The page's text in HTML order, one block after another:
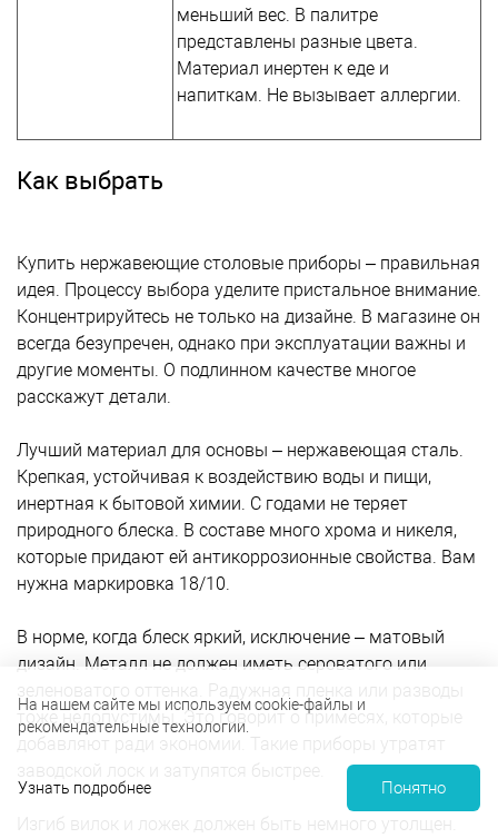
меньший вес. В палитре
представлены разные цвета.
Материал инертен к еде и
напиткам. Не вызывает аллергии.
Как выбрать
Купить нержавеющие столовые приборы – правильная
идея. Процессу выбора уделите пристальное внимание.
Концентрируйтесь не только на дизайне. В магазине он
всегда безупречен, однако при эксплуатации важны и
другие моменты. О подлинном качестве многое
расскажут детали.
Лучший материал для основы – нержавеющая сталь.
Крепкая, устойчивая к воздействию воды и пищи,
инертная к бытовой химии. С годами не теряет
природного блеска. В составе много хрома и никеля,
которые придают ей антикоррозионные свойства. Вам
нужна маркировка 18/10.
В норме, когда блеск яркий, исключение – матовый
дизайн. Металл не должен иметь сероватого или
зеленоватого оттенка. Радужная пленка или разводы
тоже недопустимы. Это говорит о примесях, которые
добавляют ради экономии. Такие приборы утратят
заводской лоск и затупятся быстрее.
Изгиб вилок и ложек должен быть немного утолщен.
На нашем сайте мы используем cookie-файлы и
рекомендательные технологии.
Узнать подробнее Понятно